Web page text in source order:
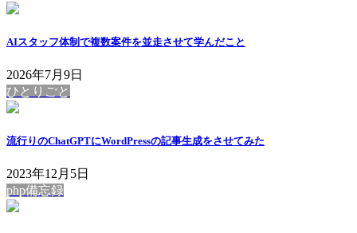
AIスタッフ体制で複数案件を並走させて学んだこと
2026年7月9日
ひとりごと
流行りのChatGPTにWordPressの記事生成をさせてみた
2023年12月5日
php備忘録